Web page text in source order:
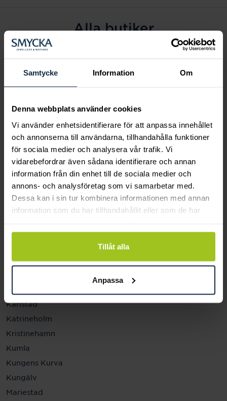
Samtycke Information Om
Denna webbplats använder cookies
Vi använder enhetsidentifierare för att anpassa innehållet
och annonserna till användarna, tillhandahålla funktioner
för sociala medier och analysera vår trafik. Vi
vidarebefordrar även sådana identifierare och annan
information från din enhet till de sociala medier och
annons- och analysföretag som vi samarbetar med.
Dessa kan i sin tur kombinera informationen med annan
information som du har tillhandahållit eller som de har
Tillåt alla
Anpassa
Alla butiker
Alingsås
Arvidsjaur
Eksjö
Fagersta
Farsta
Gävle
Halmstad
Halmstad Hallarna
Haninge
Helsingborg
Jönköping
Karlstad
Katrineholm
Kristinehamn
Kumla
Kungens Kurva
Kungälv
Mariestad